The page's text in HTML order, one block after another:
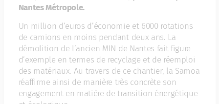
Nantes Métropole.
Un million d’euros d’économie et 6000 rotations
de camions en moins pendant deux ans. La
démolition de l’ancien MIN de Nantes fait figure
d’exemple en termes de recyclage et de réemploi
des matériaux. Au travers de ce chantier, la Samoa
réaffirme ainsi de manière très concrète son
engagement en matière de transition énergétique